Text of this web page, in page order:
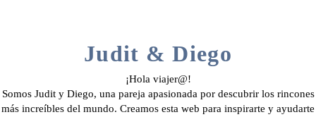
Judit & Diego
¡Hola viajer@!
Somos Judit y Diego, una pareja apasionada por descubrir los rincones
más increíbles del mundo. Creamos esta web para inspirarte y ayudarte